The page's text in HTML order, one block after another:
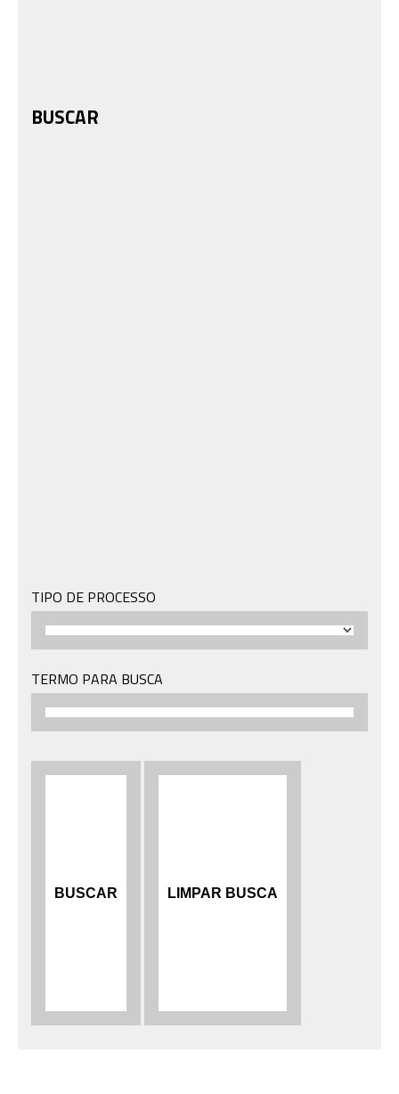
BUSCAR
TIPO DE PROCESSO
TERMO PARA BUSCA